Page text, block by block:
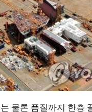
물론 품질까지 한층